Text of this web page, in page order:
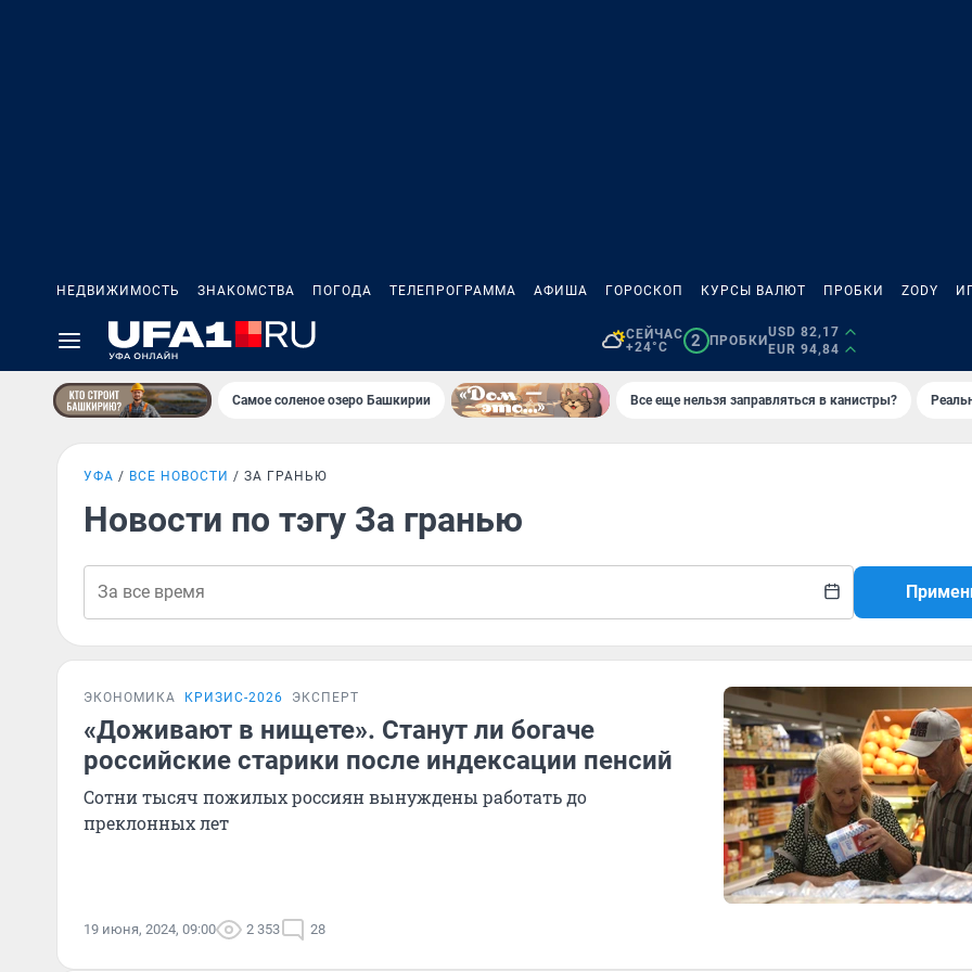
НЕДВИЖИМОСТЬ ЗНАКОМСТВА ПОГОДА ТЕЛЕПРОГРАММА АФИША ГОРОСКОП КУРСЫ ВАЛЮТ ПРОБКИ ZODY
СЕЙЧАС
+24°C
2 ПРОБКИ
USD 82,17
EUR 94,84
Самое соленое озеро Башкирии Все еще нельзя заправляться в канистры?
УФА ВСЕ НОВОСТИ ЗА ГРАНЬЮ
Новости по тэгу За гранью
ЭКОНОМИКА КРИЗИС-2026 ЭКСПЕРТ
«Доживают в нищете». Станут ли богаче
российские старики после индексации пенсий
Сотни тысяч пожилых россиян вынуждены работать до
преклонных лет
19 июня, 2024, 09:00 2 353 28